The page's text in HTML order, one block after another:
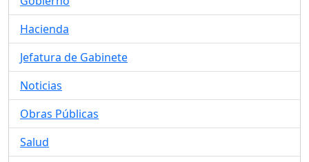
Hacienda
Jefatura de Gabinete
Noticias
Obras Públicas
Salud